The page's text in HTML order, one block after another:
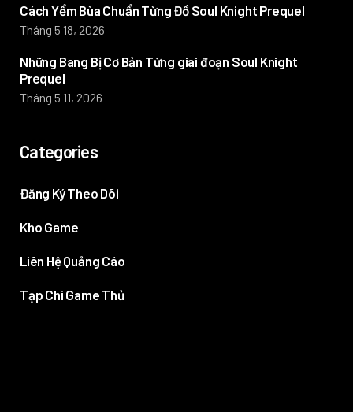
Cách Yểm Bùa Chuẩn Từng Đồ Soul Knight Prequel
Tháng 5 18, 2026
Những Bang Bị Cơ Bản Từng giai đoạn Soul Knight
Prequel
Tháng 5 11, 2026
Categories
Đăng Ký Theo Dõi
Kho Game
Liên Hệ Quảng Cáo
Tạp Chí Game Thủ